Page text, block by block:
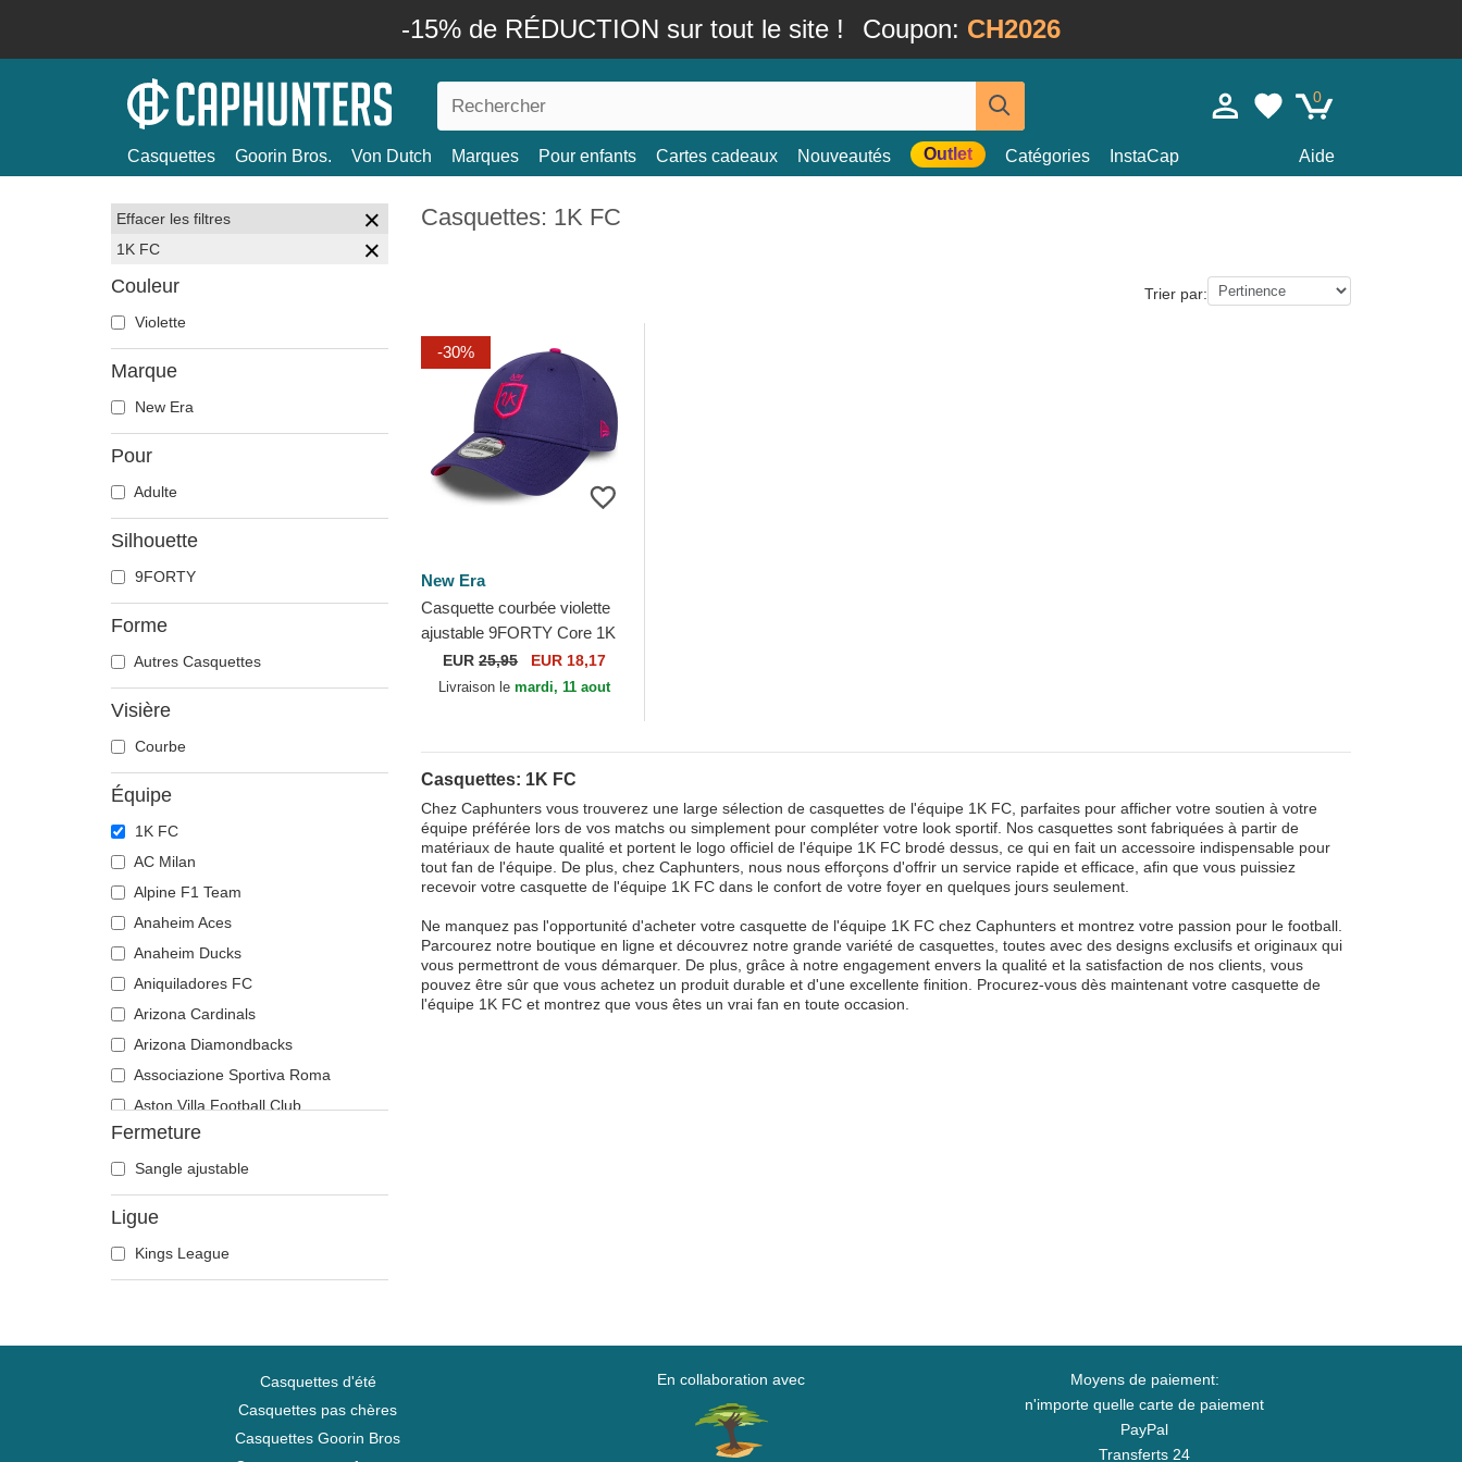
-15% de RÉDUCTION sur tout le site ! Coupon: CH2026
0
Casquettes Goorin Bros. Von Dutch Marques Pour enfants Cartes cadeaux Nouveautés Outlet Catégories InstaCap Aide
Effacer les filtres
1K FC
Couleur
Violette
Marque
New Era
Pour
Adulte
Silhouette
9FORTY
Forme
Autres Casquettes
Visière
Courbe
Équipe
1K FC
AC Milan
Alpine F1 Team
Anaheim Aces
Anaheim Ducks
Aniquiladores FC
Arizona Cardinals
Arizona Diamondbacks
Associazione Sportiva Roma
Aston Villa Football Club
Atlanta Braves
Atlanta Falcons
Boston Bruins
Boston Celtics
Boston Red Sox
Chelsea Football Club
Chicago Blackhawks
Fermeture
Sangle ajustable
Ligue
Kings League
Casquettes: 1K FC
Trier par:
-30%
New Era
Casquette courbée violette
ajustable 9FORTY Core 1K
FC Kings League New Era
EUR25,95 EUR 18,17
Livraison lemardi, 11 aout
Casquettes: 1K FC
Chez Caphunters vous trouverez une large sélection de casquettes de l'équipe 1K FC, parfaites pour afficher votre soutien à votre
équipe préférée lors de vos matchs ou simplement pour compléter votre look sportif. Nos casquettes sont fabriquées à partir de
matériaux de haute qualité et portent le logo officiel de l'équipe 1K FC brodé dessus, ce qui en fait un accessoire indispensable pour
tout fan de l'équipe. De plus, chez Caphunters, nous nous efforçons d'offrir un service rapide et efficace, afin que vous puissiez
recevoir votre casquette de l'équipe 1K FC dans le confort de votre foyer en quelques jours seulement.
Ne manquez pas l'opportunité d'acheter votre casquette de l'équipe 1K FC chez Caphunters et montrez votre passion pour le football.
Parcourez notre boutique en ligne et découvrez notre grande variété de casquettes, toutes avec des designs exclusifs et originaux qui
vous permettront de vous démarquer. De plus, grâce à notre engagement envers la qualité et la satisfaction de nos clients, vous
pouvez être sûr que vous achetez un produit durable et d'une excellente finition. Procurez-vous dès maintenant votre casquette de
l'équipe 1K FC et montrez que vous êtes un vrai fan en toute occasion.
Casquettes d'été
Casquettes pas chères
Casquettes Goorin Bros
En collaboration avec
Moyens de paiement:
n'importe quelle carte de paiement
PayPal
Transferts 24